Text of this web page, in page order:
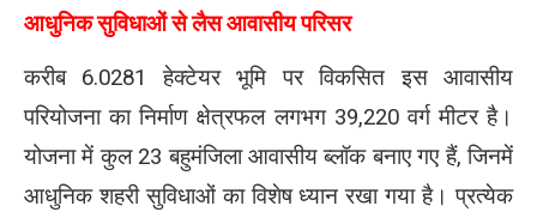
आधुनिक सुविधाओं से लैस आवासीय परिसर
करीब 6.0281 हेक्टेयर भूमि पर विकसित इस आवासीय
परियोजना का निर्माण क्षेत्रफल लगभग 39,220 वर्ग मीटर है।
योजना में कुल 23 बहुमंजिला आवासीय ब्लॉक बनाए गए हैं, जिनमें
आधुनिक शहरी सुविधाओं का विशेष ध्यान रखा गया है। प्रत्येक